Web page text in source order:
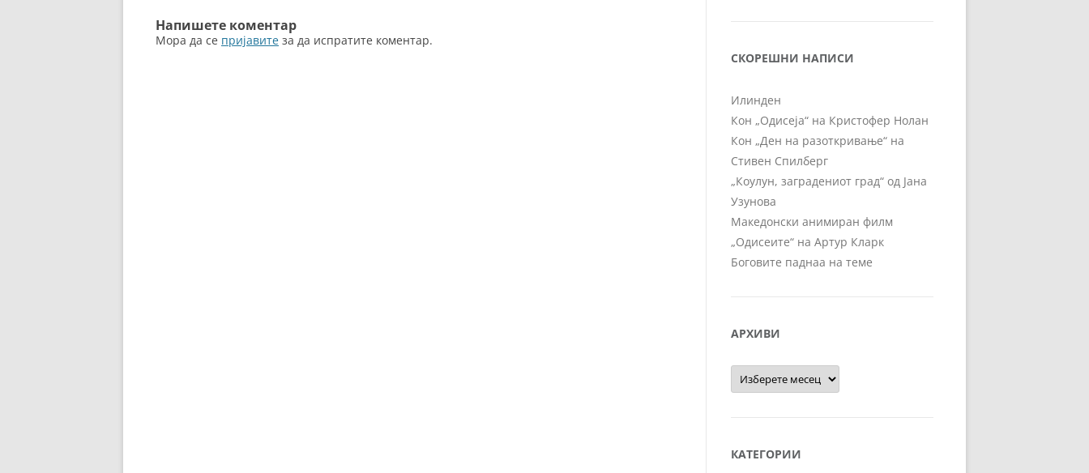
k
Напишете коментар
Мора да се пријавите за да испратите коментар.
СКОРЕШНИ НАПИСИ
Илинден
Кон „Одисеја“ на Кристофер Нолан
Кон „Ден на разоткривање“ на
Стивен Спилберг
„Коулун, заградениот град“ од Јана
Узунова
Македонски анимиран филм
„Одисеите“ на Артур Кларк
Боговите паднаа на теме
АРХИВИ
Архиви
КАТЕГОРИИ